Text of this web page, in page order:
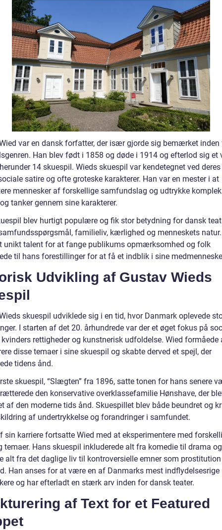
var en dansk forfatter, der især gjorde sig bemærket inden
Han blev født i 1858 og døde i 1914 og efterlod sig
14 skuespil. Wieds skuespil var kendetegnet ved
satire og ofte groteske karakterer. Han var en mester i at
mennesker af forskellige samfundslag og udtrykke
tanker gennem sine karakterer.
blev hurtigt populære og fik stor betydning for dansk
familieliv, kærlighed og menneskets
unikt talent for at fange publikums opmærksomhed og folk
til hans forestillinger for at få et indblik i sine
Udvikling af Gustav Wieds
skuespil udviklede sig i en tid, hvor Danmark oplevede
I starten af det 20. århundrede var der et øget fokus på
rettigheder og kunstnerisk udfoldelse. Wied formåede
disse temaer i sine skuespil og skabte derved et spejl, der
tidens ånd.
skuespil, “Slægten” fra 1896, satte tonen for hans senere
den konservative overklassefamilie Hønshave, der
af den moderne tids ånd. Skuespillet blev både beundret og
af undertrykkelse og forandringer i samfundet.
sin karriere fortsatte Wied med at eksperimentere med
temaer. Hans skuespil inkluderede alt fra komedie til drama og
alt fra det daglige liv til kontroversielle emner som
Han anses for at være en af Danmarks mest indflydelsesrige
og har efterladt en stærk arv inden for dansk teater.
af Text for et Featured